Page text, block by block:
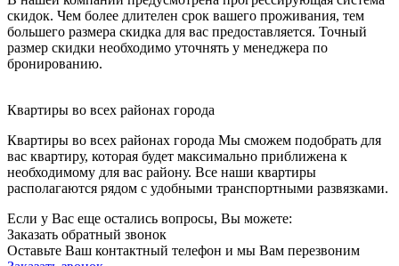
скидок. Чем более длителен срок вашего проживания, тем
большего размера скидка для вас предоставляется. Точный
размер скидки необходимо уточнять у менеджера по
бронированию.
Квартиры во всех районах города
Квартиры во всех районах города Мы сможем подобрать для
вас квартиру, которая будет максимально приближена к
необходимому для вас району. Все наши квартиры
располагаются рядом с удобными транспортными развязками.
Если у Вас еще остались вопросы, Вы можете:
Заказать обратный звонок
Оставьте Ваш контактный телефон и мы Вам перезвоним